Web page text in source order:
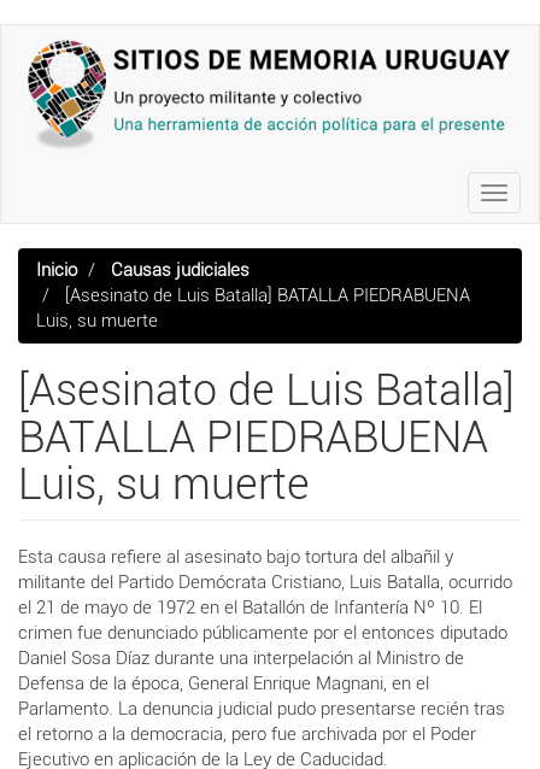
contenido
principal
Inicio
Causas judiciales
[Asesinato de Luis Batalla] BATALLA PIEDRABUENA
Luis, su muerte
[Asesinato de Luis Batalla]
BATALLA PIEDRABUENA
Luis, su muerte
Esta causa refiere al asesinato bajo tortura del albañil y
militante del Partido Demócrata Cristiano, Luis Batalla, ocurrido
el 21 de mayo de 1972 en el Batallón de Infantería Nº 10. El
crimen fue denunciado públicamente por el entonces diputado
Daniel Sosa Díaz durante una interpelación al Ministro de
Defensa de la época, General Enrique Magnani, en el
Parlamento. La denuncia judicial pudo presentarse recién tras
el retorno a la democracia, pero fue archivada por el Poder
Ejecutivo en aplicación de la Ley de Caducidad.